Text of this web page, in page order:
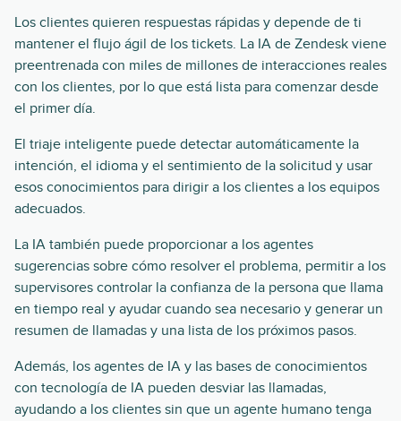
Los clientes quieren respuestas rápidas y depende de ti
mantener el flujo ágil de los tickets. La IA de Zendesk viene
preentrenada con miles de millones de interacciones reales
con los clientes, por lo que está lista para comenzar desde
el primer día.
El triaje inteligente puede detectar automáticamente la
intención, el idioma y el sentimiento de la solicitud y usar
esos conocimientos para dirigir a los clientes a los equipos
adecuados.
La IA también puede proporcionar a los agentes
sugerencias sobre cómo resolver el problema, permitir a los
supervisores controlar la confianza de la persona que llama
en tiempo real y ayudar cuando sea necesario y generar un
resumen de llamadas y una lista de los próximos pasos.
Además, los agentes de IA y las bases de conocimientos
con tecnología de IA pueden desviar las llamadas,
ayudando a los clientes sin que un agente humano tenga